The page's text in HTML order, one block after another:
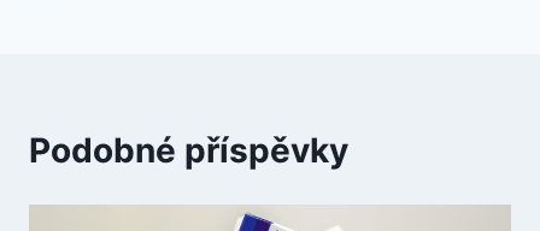
Podobné příspěvky